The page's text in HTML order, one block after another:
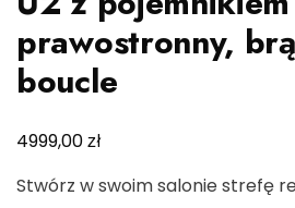
prawostronny,
boucle
4999,00zł
Stwórz w swoim salonie strefę